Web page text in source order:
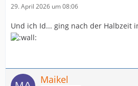
29. April 2026 um 08:06
Und ich Id... ging nach der Halbzeit
Maikel